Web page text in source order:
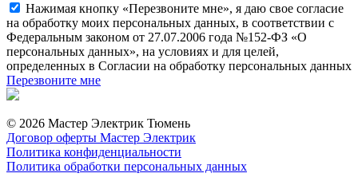
Нажимая кнопку «Перезвоните мне», я даю свое согласие
на обработку моих персональных данных, в соответствии с
Федеральным законом от 27.07.2006 года №152-ФЗ «О
персональных данных», на условиях и для целей,
определенных в Согласии на обработку персональных данных
Перезвоните мне
© 2026 Мастер Электрик Тюмень
Договор оферты Мастер Электрик
Политика конфиденциальности
Политика обработки персональных данных